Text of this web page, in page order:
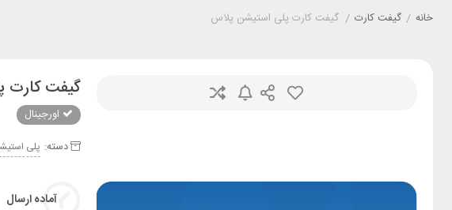
خانه / گیفت کارت / گیفت کارت پلی استیشن پلاس
گیفت کارت
اورجینال
دسته: پلی
آماده ارسال